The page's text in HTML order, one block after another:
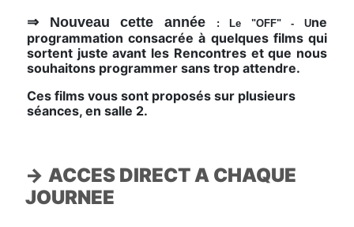
⇒ Nouveau cette année : Le "OFF" - Une
programmation consacrée à quelques films qui
sortent juste avant les Rencontres et que nous
souhaitons programmer sans trop attendre.
Ces films vous sont proposés sur plusieurs
séances, en salle 2.
→ ACCES DIRECT A CHAQUE
JOURNEE